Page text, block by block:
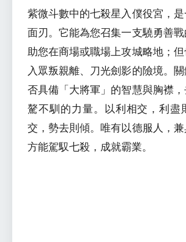
紫微斗數中的七殺星入僕役宮，
面刃。它能為您召集一支驍勇善戰
助您在商場或職場上攻城略地；
入眾叛親離、刀光劍影的險境。
否具備「大將軍」的智慧與胸襟
驁不馴的力量。以利相交，利盡
交，勢去則傾。唯有以德服人，兼
方能駕馭七殺，成就霸業。